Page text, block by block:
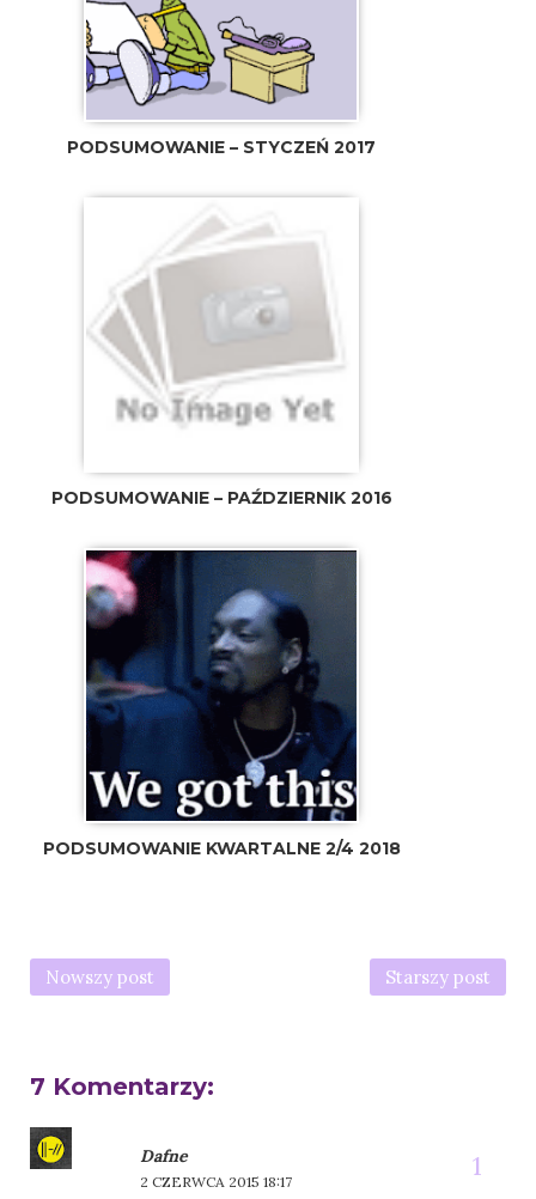
PODSUMOWANIE – STYCZEŃ 2017
PODSUMOWANIE – PAŹDZIERNIK 2016
PODSUMOWANIE KWARTALNE 2/4 2018
Nowszy post Starszy post
7 Komentarzy:
Dafne
2 CZERWCA 2015 18:17